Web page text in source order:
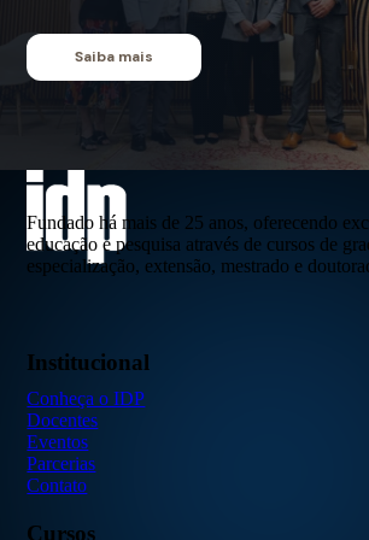
Saiba mais
Fundado há mais de 25 anos, oferecendo
educação e pesquisa através de cursos de
especialização, extensão, mestrado e
Institucional
Conheça o IDP
Docentes
Eventos
Parcerias
Contato
Cursos